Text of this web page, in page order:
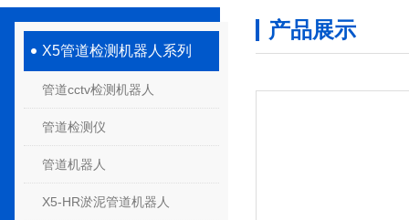
X5管道检测机器人系列
管道cctv检测机器人
管道检测仪
管道机器人
X5-HR淤泥管道机器人
产品展示